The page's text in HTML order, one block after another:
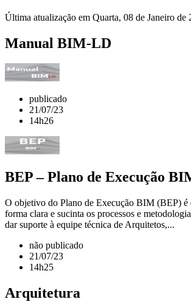
Última atualização em Quarta, 08 de Janeiro de
Manual BIM-LD
publicado
21/07/23
14h26
BEP – Plano de Execução
O objetivo do Plano de Execução BIM (BEP) é
forma clara e sucinta os processos e
dar suporte à equipe técnica de Arquitetos,...
não publicado
21/07/23
14h25
Arquitetura